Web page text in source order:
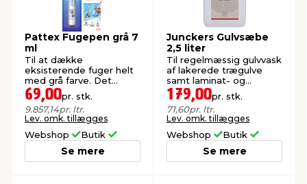
Pattex Fugepen grå 7
ml
Til at dække
eksisterende fuger helt
med grå farve. Det
bruges til at opfriske
eksisterende fuger.
69,00pr. stk.
9.857,14pr. ltr.
Lev. omk. tillægges
Webshop Butik
Se mere
Junckers Gulvsæbe
2,5 liter
Til regelmæssig gulvvask
af lakerede trægulve
samt laminat- og
vinylgulve.
179,00pr. stk.
71,60pr. ltr.
Lev. omk. tillægges
Webshop Butik
Se mere